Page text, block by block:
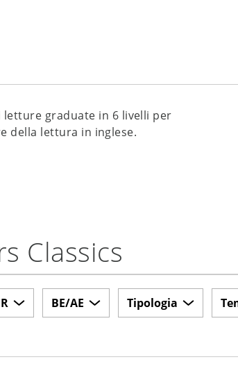
letture graduate in 6 livelli per
della lettura in inglese.
Classics
BE/AE Tipologia